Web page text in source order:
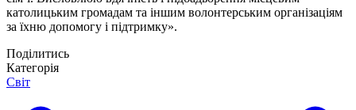
католицьким громадам та іншим волонтерським організаціям
за їхню допомогу і підтримку».
Поділитись
Категорія
Світ